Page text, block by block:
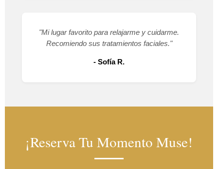
"Mi lugar favorito para relajarme y cuidarme.
Recomiendo sus tratamientos faciales."
- Sofía R.
¡Reserva Tu Momento Muse!